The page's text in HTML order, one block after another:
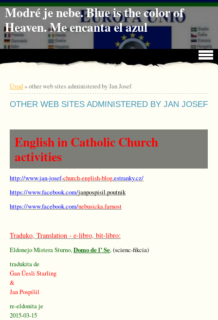
Jdi na obsah
Jdi na menu
Modré je nebe. Blue is the color of
Heaven. Me encanta el azul
Úvod»other web sites administered by Jan Josef
OTHER WEB SITES ADMINISTERED BY JAN JOSEF
English in Catholic Church
activities
http://www.jan-josef-church-english-blog.estranky.cz/
https://www.facebook.com/janpospisil.poutnik
https://www.facebook.com/nebusicka.farnost
Traduko, Translation - e-libro, bit-libro:
Eldonejo Mistera Sturno,Domo de l’ Se,(scienc-fikcia)
tradukita de
Ĝan Ŭesli Starling
&
Jan Pospíšil
re-eldonita je
2015-03-15